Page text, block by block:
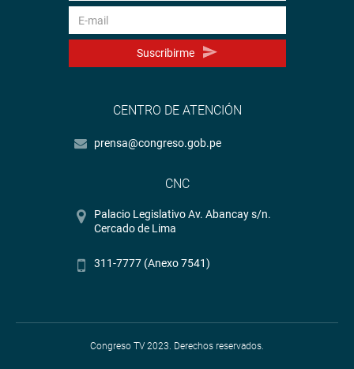
Suscribirme
CENTRO DE ATENCIÓN
prensa@congreso.gob.pe
CNC
Palacio Legislativo Av. Abancay s/n.
Cercado de Lima
311-7777 (Anexo 7541)
Congreso TV 2023. Derechos reservados.